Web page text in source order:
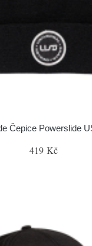
Čepice Powerslide
419 Kč